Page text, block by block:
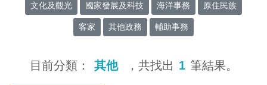
文化及觀光 國家發展及科技 海洋事務 原住民族
客家 其他政務 輔助事務
目前分類： 其他 ，共找出 1 筆結果。